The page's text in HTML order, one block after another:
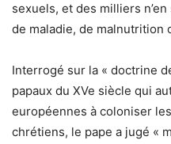
sexuels, et des milliers
de maladie, de malnutrition
Interrogé sur la « doctrine
papaux du XVe siècle qui
européennes à coloniser
chrétiens, le pape a jugé «